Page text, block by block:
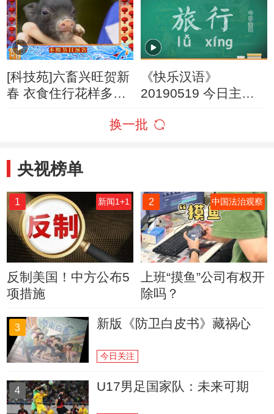
泄密案
[科技苑]六畜兴旺贺新
春 衣食住行花样多
《快乐汉语》
20190519 今日主
换一批
央视榜单
1 新闻1+1
反制美国！中方公布5
项措施
2 中国法治观察
上班“摸鱼”公司有权开
除吗？
3 新版《防卫白皮书》藏祸心
今日关注
4 U17男足国家队：未来可期